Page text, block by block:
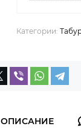
Категории:
ОПИСАНИЕ